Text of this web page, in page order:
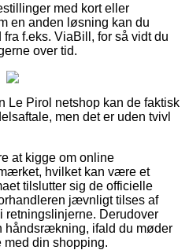
med kort eller
en anden løsning kan du
f.eks. ViaBill, for så vidt du
over tid.
Le Pirol netshop kan de faktisk
men det er uden tvivl
at kigge om online
hvilket kan være et
tilslutter sig de officielle
jævnligt tilses af
retningslinjerne. Derudover
håndsrækning, ifald du møder
din shopping.